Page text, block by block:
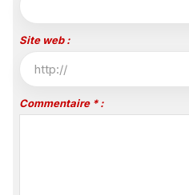
Site web :
Commentaire * :